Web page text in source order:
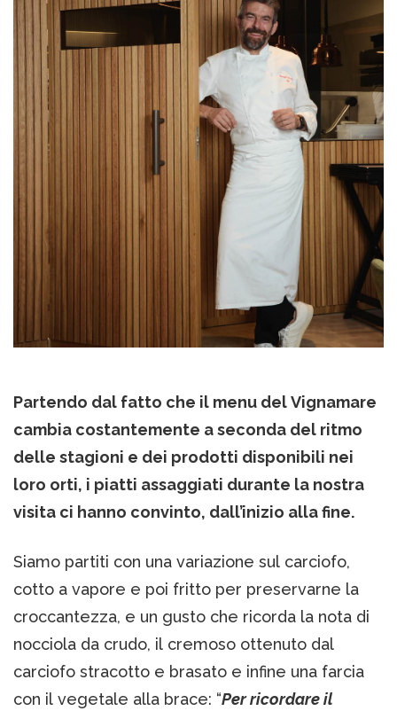
Partendo dal fatto che il menu del Vignamare
cambia costantemente a seconda del ritmo
delle stagioni e dei prodotti disponibili nei
loro orti, i piatti assaggiati durante la nostra
visita ci hanno convinto, dall’inizio alla fine.
Siamo partiti con una variazione sul carciofo,
cotto a vapore e poi fritto per preservarne la
croccantezza, e un gusto che ricorda la nota di
nocciola da crudo, il cremoso ottenuto dal
carciofo stracotto e brasato e infine una farcia
con il vegetale alla brace: “Per ricordare il